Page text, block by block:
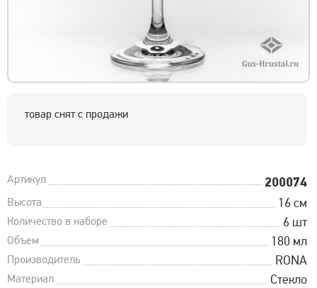
товар снят с продажи
Артикул 200074
Высота 16 см
Количество в наборе 6 шт
Объем 180 мл
Производитель RONA
Материал
Стекло